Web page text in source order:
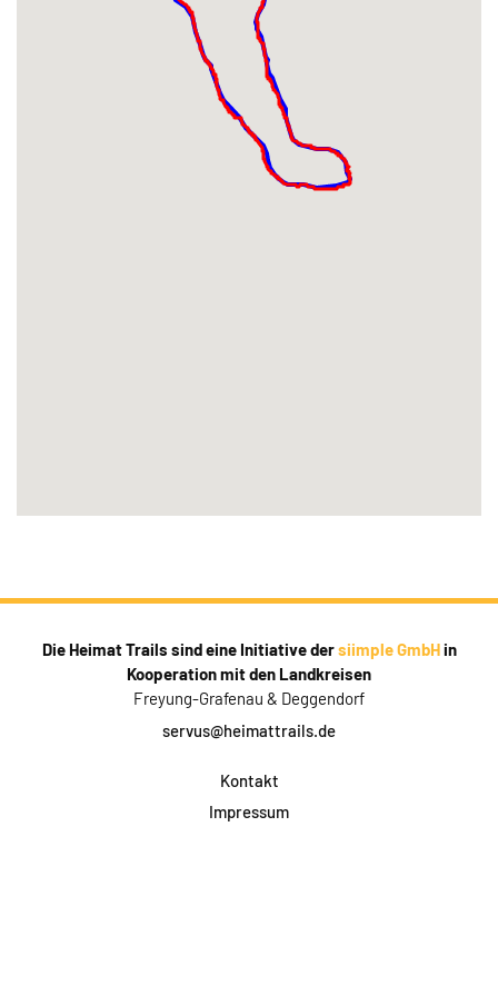
Die Heimat Trails sind eine Initiative dersiimple GmbHin
Kooperation mit den Landkreisen
Freyung-Grafenau & Deggendorf
servus@heimattrails.de
Kontakt
Impressum